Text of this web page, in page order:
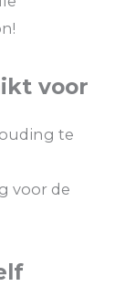
voor
te
voor de